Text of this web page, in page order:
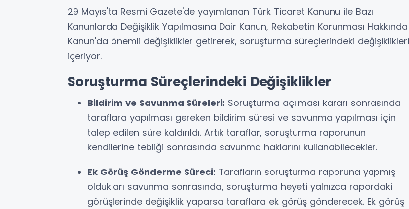
29 Mayıs'ta Resmi Gazete'de yayımlanan Türk Ticaret Kanunu ile Bazı
Kanunlarda Değişiklik Yapılmasına Dair Kanun, Rekabetin Korunması Hakkında
Kanun'da önemli değişiklikler getirerek, soruşturma süreçlerindeki değişiklikleri
içeriyor.
Soruşturma Süreçlerindeki Değişiklikler
Bildirim ve Savunma Süreleri: Soruşturma açılması kararı sonrasında
taraflara yapılması gereken bildirim süresi ve savunma yapılması için
talep edilen süre kaldırıldı. Artık taraflar, soruşturma raporunun
kendilerine tebliği sonrasında savunma haklarını kullanabilecekler.
Ek Görüş Gönderme Süreci: Tarafların soruşturma raporuna yapmış
oldukları savunma sonrasında, soruşturma heyeti yalnızca rapordaki
görüşlerinde değişiklik yaparsa taraflara ek görüş gönderecek. Ek görüş